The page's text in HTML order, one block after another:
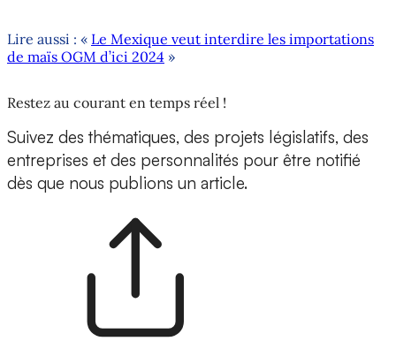
Lire aussi : « Le Mexique veut interdire les importations
de maïs OGM d’ici 2024 »
Restez au courant en temps réel !
Suivez des thématiques, des projets législatifs, des
entreprises et des personnalités pour être notifié
dès que nous publions un article.